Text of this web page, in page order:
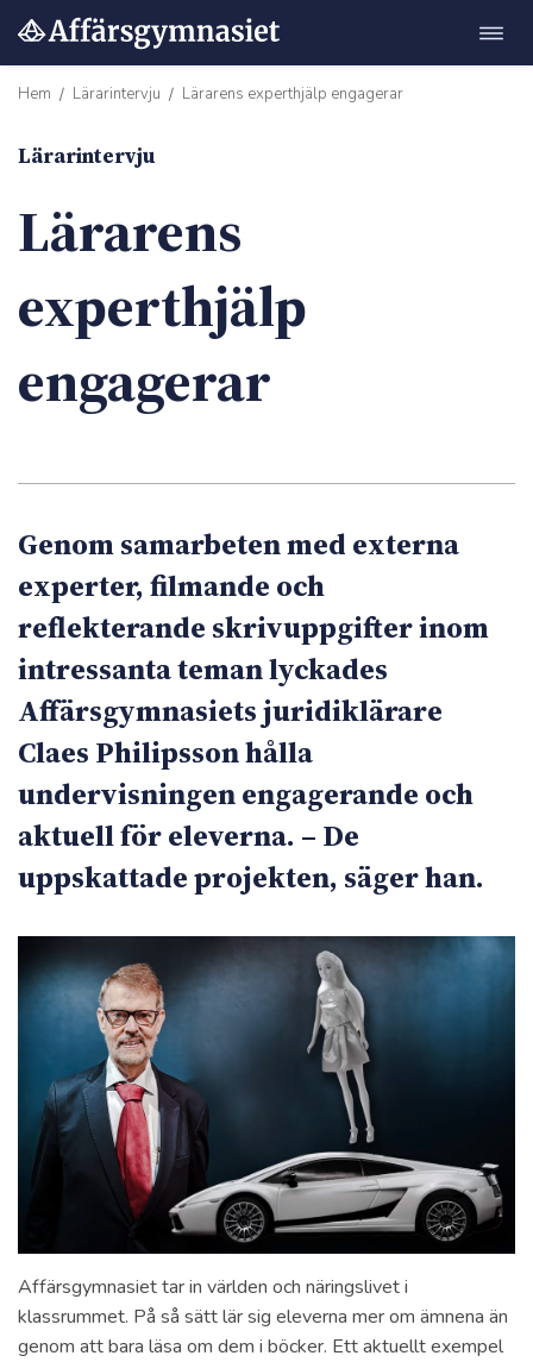
Hoppa
innehåll
Hem / Lärarintervju / Lärarens experthjälp engagerar
Lärarintervju
Lärarens
experthjälp
engagerar
Genom samarbeten med externa
experter, filmande och
reflekterande skrivuppgifter inom
intressanta teman lyckades
Affärsgymnasiets juridiklärare
Claes Philipsson hålla
undervisningen engagerande och
aktuell för eleverna. – De
uppskattade projekten, säger han.
Affärsgymnasiet tar in världen och näringslivet i
klassrummet. På så sätt lär sig eleverna mer om ämnena än
genom att bara läsa om dem i böcker. Ett aktuellt exempel